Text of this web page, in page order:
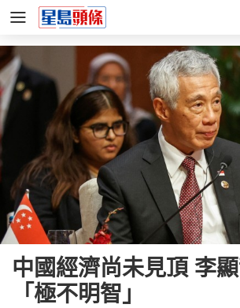
中國經濟尚未見頂 李
「極不明智」